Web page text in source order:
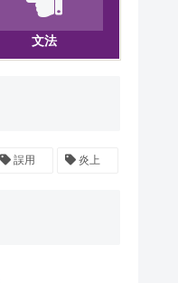
文法
誤用 炎上